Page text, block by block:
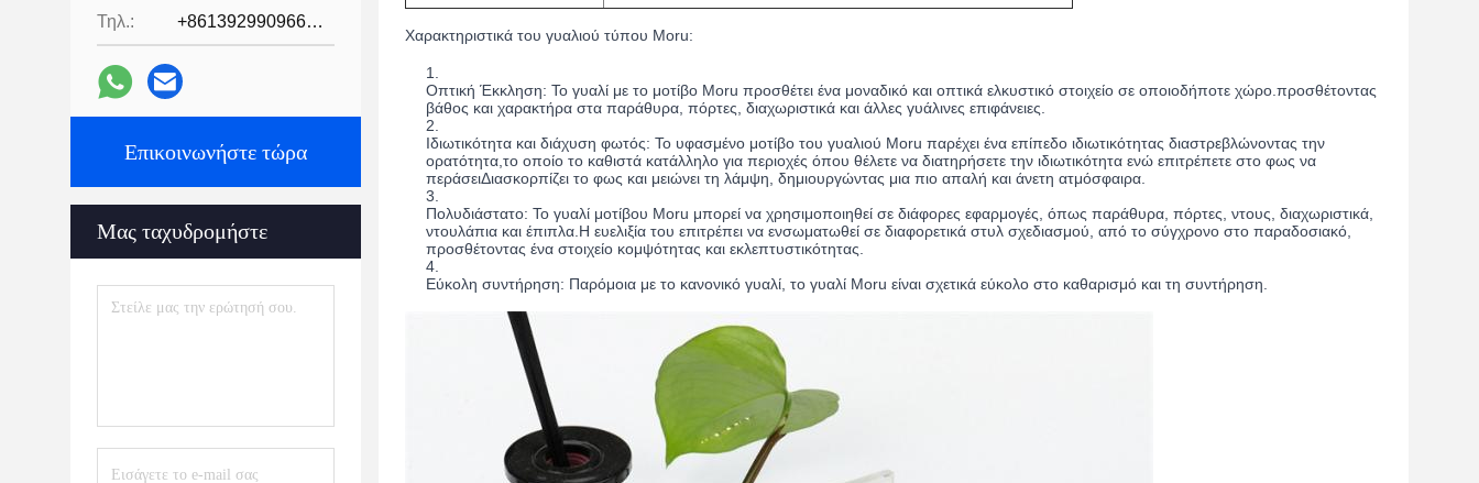
Τηλ.: +8613929909663--13690711186
Επικοινωνήστε τώρα
Μας ταχυδρομήστε
Χαρακτηριστικά του γυαλιού τύπου Moru:
Οπτική Έκκληση: Το γυαλί με το μοτίβο Moru προσθέτει ένα μοναδικό και οπτικά ελκυστικό στοιχείο σε οποιοδήποτε χώρο.προσθέτοντας
βάθος και χαρακτήρα στα παράθυρα, πόρτες, διαχωριστικά και άλλες γυάλινες επιφάνειες.
Ιδιωτικότητα και διάχυση φωτός: Το υφασμένο μοτίβο του γυαλιού Moru παρέχει ένα επίπεδο ιδιωτικότητας διαστρεβλώνοντας την
ορατότητα,το οποίο το καθιστά κατάλληλο για περιοχές όπου θέλετε να διατηρήσετε την ιδιωτικότητα ενώ επιτρέπετε στο φως να
περάσειΔιασκορπίζει το φως και μειώνει τη λάμψη, δημιουργώντας μια πιο απαλή και άνετη ατμόσφαιρα.
Πολυδιάστατο: Το γυαλί μοτίβου Moru μπορεί να χρησιμοποιηθεί σε διάφορες εφαρμογές, όπως παράθυρα, πόρτες, ντους, διαχωριστικά,
ντουλάπια και έπιπλα.Η ευελιξία του επιτρέπει να ενσωματωθεί σε διαφορετικά στυλ σχεδιασμού, από το σύγχρονο στο παραδοσιακό,
προσθέτοντας ένα στοιχείο κομψότητας και εκλεπτυστικότητας.
Εύκολη συντήρηση: Παρόμοια με το κανονικό γυαλί, το γυαλί Moru είναι σχετικά εύκολο στο καθαρισμό και τη συντήρηση.